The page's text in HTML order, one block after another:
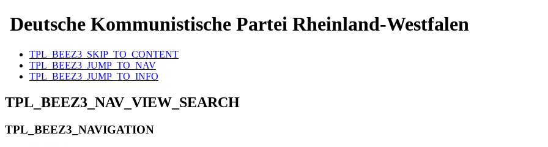
Deutsche Kommunistische Partei Rheinland-Westfalen
TPL_BEEZ3_SKIP_TO_CONTENT
TPL_BEEZ3_JUMP_TO_NAV
TPL_BEEZ3_JUMP_TO_INFO
TPL_BEEZ3_NAV_VIEW_SEARCH
TPL_BEEZ3_NAVIGATION